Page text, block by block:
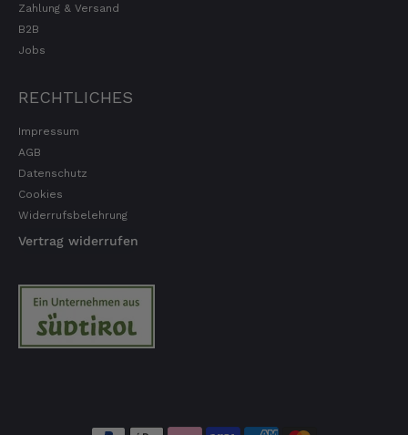
Zahlung & Versand
B2B
Jobs
RECHTLICHES
Impressum
AGB
Datenschutz
Cookies
Widerrufsbelehrung
Vertrag widerrufen